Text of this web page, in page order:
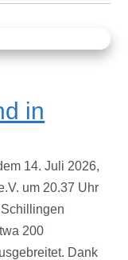
in
14. Juli 2026,
um 20.37 Uhr
200
Dank